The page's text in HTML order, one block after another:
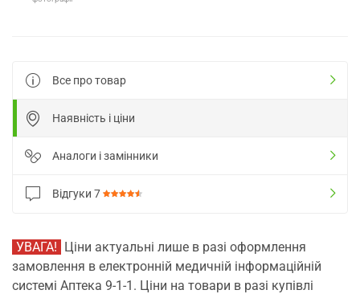
Все про товар
Наявність і ціни
Аналоги і замінники
Відгуки 7
УВАГА! Ціни актуальні лише в разі оформлення
замовлення в електронній медичній інформаційній
системі Аптека 9-1-1. Ціни на товари в разі купівлі